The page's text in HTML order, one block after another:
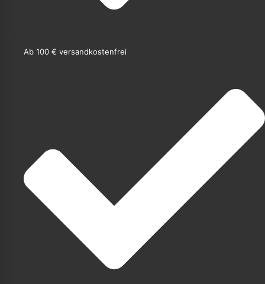
Ab 100 € versandkostenfrei